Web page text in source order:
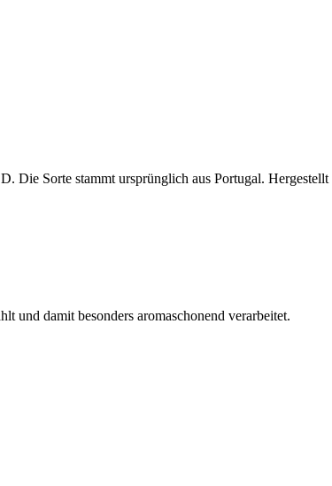
Die Sorte stammt ursprünglich aus Portugal.
und damit besonders aromaschonend verarbeitet.